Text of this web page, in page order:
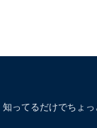
ってるだけでちょ